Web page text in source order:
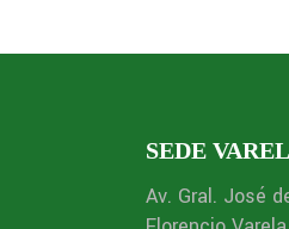
SEDE
Av. Gral. José